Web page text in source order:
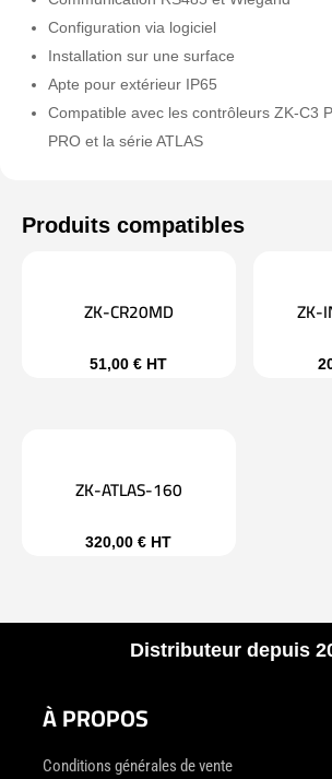
Configuration via logiciel
Installation sur une surface
Apte pour extérieur IP65
Compatible avec les contrôleurs ZK-C3
PRO et la série ATLAS
ZK-CR20MD
51,00€ HT
ZK-
ZK-ATLAS-160
320,00€ HT
Distributeur depuis
À PROPOS
Conditions générales de vente